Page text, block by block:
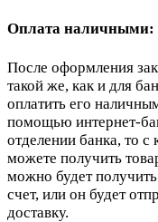
Оплата наличными:
После оформления
такой же, как и для
оплатить его
помощью интернет-
отделении банка, то с
можете получить
можно будет
счет, или он будет
доставку.